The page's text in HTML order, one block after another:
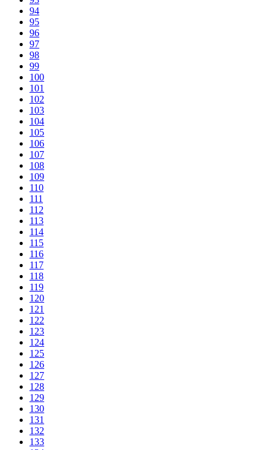
94
95
96
97
98
99
100
101
102
103
104
105
106
107
108
109
110
111
112
113
114
115
116
117
118
119
120
121
122
123
124
125
126
127
128
129
130
131
132
133